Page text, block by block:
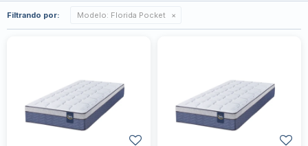
Filtrando por: Modelo: Florida Pocket